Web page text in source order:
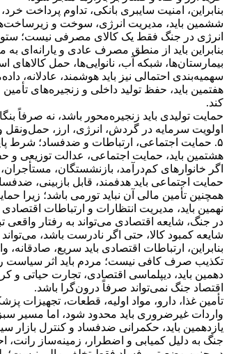
بنابراین، امنیت سایبری بانکی، تداوم
ششمین باید، مدیریت انرژی، سوخت و
انرژی در جنگ فقط یک کالای مصرفی نیست؛ ستون
بنابراین باید از منطق مصرف عادی و یارانه‌ای
بیمارستان‌ها، شبکه آب، نانوایی‌ها، حمل کالاهای
سهمیه‌بندی احتمالی نیز باید هوشمند، عادلانه،
هفتمین باید، حفظ تولید داخلی و زنجیره‌های
کند.
حمایت تولیدی باید زنجیره‌محور باشد، نه صرفاً
اولویت سرمایه در گردش، انرژی، ارز، حمل‌ونقل
۵. حمایت اجتماعی، ارتباطات و ضدفساد؛ شرط پایداری اجتماعی جنگ
هشتمین باید، حمایت اجتماعی، عدالت توزیعی و
اگر خانوارهای کم‌درآمد، بازنشستگان،
حمایت اجتماعی باید هدفمند، قابل بازبینی،
همچنین تأمین مالی آن نباید تورمی باشد؛ زیرا
نهمین باید، مدیریت انتظارات و ارتباطات
در جنگ، شایعه اقتصادی می‌تواند به رفتار واقعی
شایعه کمبود کالا، حتی اگر نادرست باشد،
بنابراین، ارتباطات اقتصادی باید سریع،
تکذیب صرف کافی نیست؛ مردم باید اثر سیاست را
دهمین باید، دیپلماسی اقتصادی، تجارت حیاتی
اقتصاد جنگ نمی‌تواند صرفاً درون‌گرا باشد.
تأمین غذا، دارو، مواد اولیه، قطعات،
واردات غیرضروری باید محدود شود، اما مسیر سبز
یازدهمین باید، حکمرانی ضدفساد و کنترل بازار
جنگ به دلیل کمیابی و اضطرار، زمینه‌ساز